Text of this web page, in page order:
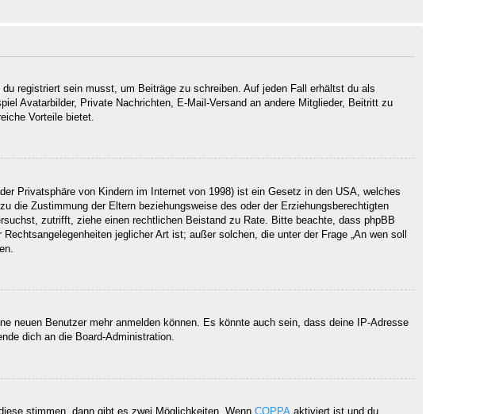
registriert sein musst, um Beiträge zu schreiben. Auf jeden Fall erhältst du als
Avatarbilder, Private Nachrichten, E-Mail-Versand an andere Mitglieder, Beitritt zu
Vorteile bietet.
Privatsphäre von Kindern im Internet von 1998) ist ein Gesetz in den USA, welches
die Zustimmung der Eltern beziehungsweise des oder der Erziehungsberechtigten
zutrifft, ziehe einen rechtlichen Beistand zu Rate. Bitte beachte, dass phpBB
jeglicher Art ist; außer solchen, die unter der Frage „An wen soll
neuen Benutzer mehr anmelden können. Es könnte auch sein, dass deine IP-Adresse
dich an die Board-Administration.
stimmen, dann gibt es zwei Möglichkeiten. Wenn COPPA aktiviert ist und du